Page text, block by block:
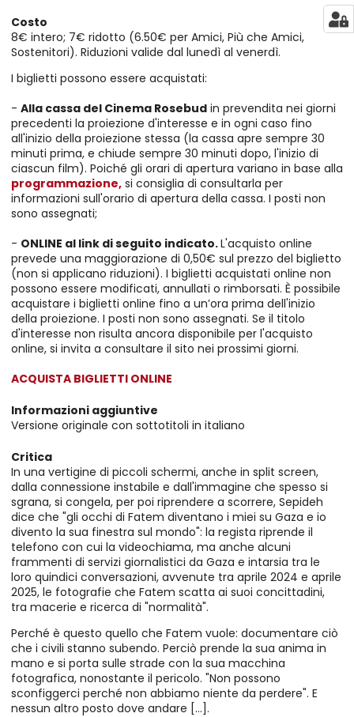
Costo
8€ intero; 7€ ridotto (6.50€ per Amici, Più che Amici,
Sostenitori). Riduzioni valide dal lunedì al venerdì.
I biglietti possono essere acquistati:
- Alla cassa del Cinema Rosebud in prevendita nei giorni
precedenti la proiezione d'interesse e in ogni caso fino
all'inizio della proiezione stessa (la cassa apre sempre 30
minuti prima, e chiude sempre 30 minuti dopo, l'inizio di
ciascun film). Poiché gli orari di apertura variano in base alla
programmazione, si consiglia di consultarla per
informazioni sull'orario di apertura della cassa. I posti non
sono assegnati;
- ONLINE al link di seguito indicato.L'acquisto online
prevede una maggiorazione di 0,50€ sul prezzo del biglietto
(non si applicano riduzioni). I biglietti acquistati online non
possono essere modificati, annullati o rimborsati. È possibile
acquistare i biglietti online fino a un’ora prima dell'inizio
della proiezione. I posti non sono assegnati. Se il titolo
d'interesse non risulta ancora disponibile per l'acquisto
online, si invita a consultare il sito nei prossimi giorni.
ACQUISTA BIGLIETTI ONLINE
Informazioni aggiuntive
Versione originale con sottotitoli in italiano
Critica
In una vertigine di piccoli schermi, anche in split screen,
dalla connessione instabile e dall'immagine che spesso si
sgrana, si congela, per poi riprendere a scorrere, Sepideh
dice che "gli occhi di Fatem diventano i miei su Gaza e io
divento la sua finestra sul mondo": la regista riprende il
telefono con cui la videochiama, ma anche alcuni
frammenti di servizi giornalistici da Gaza e intarsia tra le
loro quindici conversazioni, avvenute tra aprile 2024 e aprile
2025, le fotografie che Fatem scatta ai suoi concittadini,
tra macerie e ricerca di "normalità".
Perché è questo quello che Fatem vuole: documentare ciò
che i civili stanno subendo. Perciò prende la sua anima in
mano e si porta sulle strade con la sua macchina
fotografica, nonostante il pericolo. "Non possono
sconfiggerci perché non abbiamo niente da perdere". E
nessun altro posto dove andare [...].